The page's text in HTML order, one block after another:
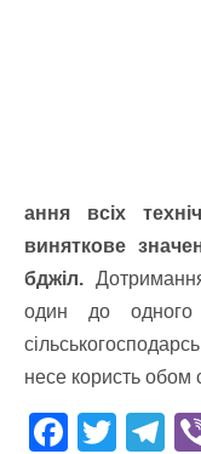
ання всіх
виняткове
бджіл.
один до одного
несе користь обом
F T T